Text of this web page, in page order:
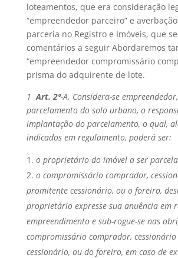
loteamentos, que era consideração
“empreendedor parceiro” e
parceria no Registro e Imóveis, que
comentários a seguir Abordaremos
“empreendedor compromissário
prisma do adquirente de lote.
1Art. 2º-A. Considera-se
parcelamento do solo urbano, o
implantação do parcelamento, o qual,
indicados em regulamento, poderá ser:
o proprietário do imóvel a ser
o compromissário comprador,
promitente cessionário, ou o foreiro,
proprietário expresse sua anuência em
empreendimento e sub-rogue-se nas
compromissário comprador,
cessionário, ou do foreiro, em caso de